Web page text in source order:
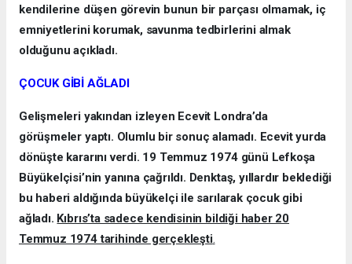
kendilerine düşen görevin bunun bir parçası olmamak, iç
emniyetlerini korumak, savunma tedbirlerini almak
olduğunu açıkladı.
ÇOCUK GİBİ AĞLADI
Gelişmeleri yakından izleyen Ecevit Londra’da
görüşmeler yaptı. Olumlu bir sonuç alamadı. Ecevit yurda
dönüşte kararını verdi. 19 Temmuz 1974 günü Lefkoşa
Büyükelçisi’nin yanına çağrıldı. Denktaş, yıllardır beklediği
bu haberi aldığında büyükelçi ile sarılarak çocuk gibi
ağladı. Kıbrıs’ta sadece kendisinin bildiği haber 20
Temmuz 1974 tarihinde gerçekleşti.